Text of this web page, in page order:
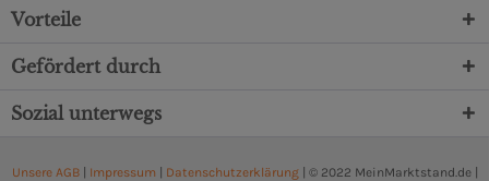
Vorteile
Gefördert durch
Sozial unterwegs
Unsere AGB| Impressum | Datenschutzerklärung| © 2022 MeinMarktstand.de |